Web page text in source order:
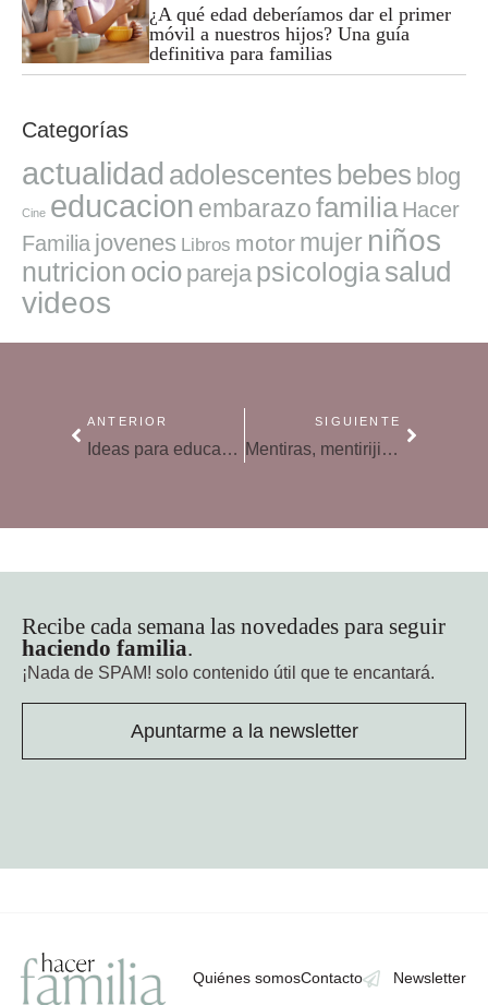
¿A qué edad deberíamos dar el primer
móvil a nuestros hijos? Una guía
definitiva para familias
Categorías
actualidad adolescentes bebes blog
Cine educacion embarazofamilia Hacer
Familia jovenes Libros motor mujer niños
nutricion ocio pareja psicologiasalud
videos
ANTERIOR
Ideas para educar en valores e igualdad en casa y en el cole
SIGUIENTE
Mentiras, mentirijillas y mentiras piadosas, ¿es todo lo mismo?
Recibe cada semana las novedades para seguir
haciendo familia.
¡Nada de SPAM! solo contenido útil que te encantará.
Apuntarme a la newsletter
Quiénes somosContacto Newsletter